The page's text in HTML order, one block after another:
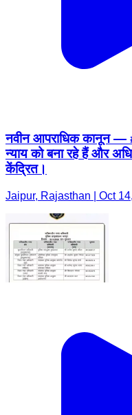
नवीन आपराधिक कानून
न्याय को बना रहे हैं और
केंद्रित।
Jaipur, Rajasthan | Oct